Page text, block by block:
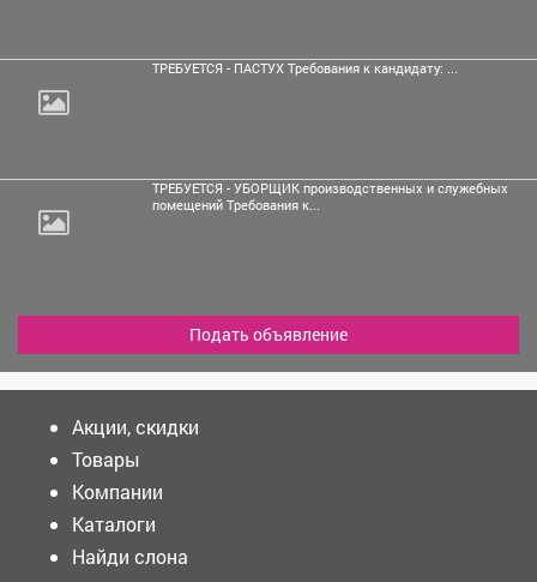
ТРЕБУЕТСЯ - ПАСТУХ Требования к кандидату: ...
ТРЕБУЕТСЯ - УБОРЩИК производственных и служебных
помещений Требования к...
Подать объявление
Акции, скидки
Товары
Компании
Каталоги
Найди слона